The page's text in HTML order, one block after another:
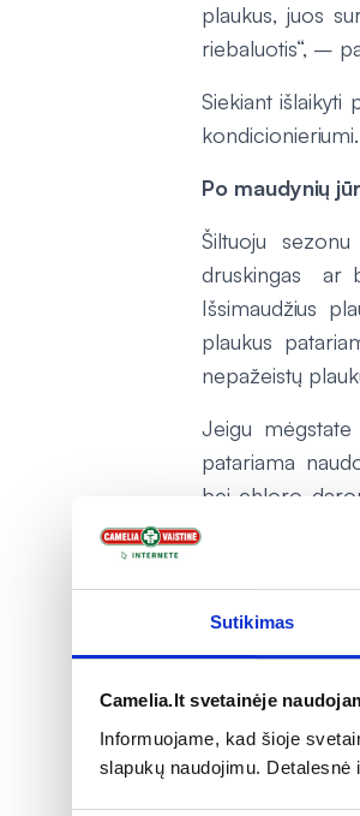
Sutikimas
Camelia.lt svetainėje
Informuojame, kad šioje
slapukų naudojimu.
plaukus, juos
riebaluotis“, –
Siekiant
kondicionieriumi.
Po maudynių
Šiltuoju
druskingas ar
Išsimaudžius
plaukus
nepažeistų
Jeigu
patariama
bei chloro
plaukų